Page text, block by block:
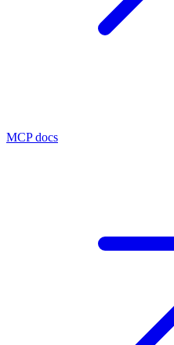
MCP docs